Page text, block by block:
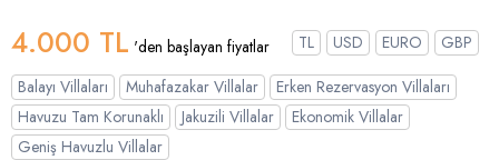
Dalaman
Dalyan
Çatalarık
Çiftlik
Eldirek
Çavdır
Çayköy
Hacıoğlan
Çukurbağ
Gökçeören
Gökseki
Karadere
Yakabağ
Villa Seçeneklerimiz
Çift Jakuzili Villalar
Çocuk Havuzlu Villalar
Çocuk Oyun Alanı Olan Villalar
Blog
4.000 TL 'den başlayan fiyatlar TL USD EURO
GBP
Balayı Villaları
Muhafazakar Villalar
Erken Rezervasyon Villaları
Havuzu Tam Korunaklı
Jakuzili Villalar
Ekonomik Villalar
Geniş Havuzlu Villalar
German Italian Russian